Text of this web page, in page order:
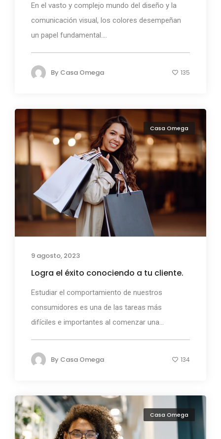
En el vasto y complejo mundo del diseño y la
comunicación visual, los colores desempeñan
un papel fundamental....
By Casa Omega 135
Casa Omega
9 agosto, 2023
Logra el éxito conociendo a tu cliente.
Estudiar el comportamiento de nuestros
consumidores es una de las tareas más
difíciles e importantes al comenzar una...
By Casa Omega 134
Casa Omega